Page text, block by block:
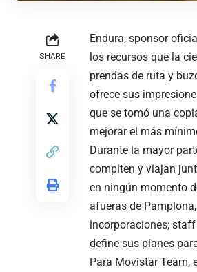
SHARE
Endura, sponsor
los recursos que la
prendas de ruta y
ofrece sus
que se tomó una
mejorar el más
Durante la mayor
compiten y viajan
en ningún momento
afueras de
incorporaciones;
define sus planes
Para Movistar Team,